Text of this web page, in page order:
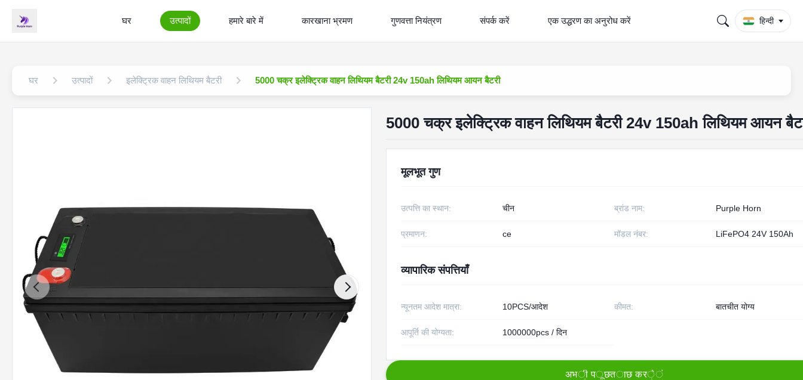
घर उत्पादों हमारे बारे में कारखाना भ्रमण गुणवत्ता नियंत्रण संपर्क करें एक उद्धरण का अनुरोध करें हिन्दी
घर उत्पादों इलेक्ट्रिक वाहन लिथियम बैटरी 5000 चक्र इलेक्ट्रिक वाहन लिथियम बैटरी 24v 150ah लिथियम आयन बैटरी
5000 चक्र इलेक्ट्रिक वाहन लिथियम बैटरी 24v 150ah लिथियम आयन
मूलभूत गुण
उत्पत्ति का स्थान: चीन ब्रांड नाम: Purple Horn
प्रमाणन: ce मॉडल नंबर: LiFePO4 24V 150Ah
व्यापारिक संपत्तियाँ
न्यूनतम आदेश मात्रा: 10PCS/आदेश कीमत: बातचीत योग्य
आपूर्ति की योग्यता: 1000000pcs / दिन
अभी पूछताछ करें